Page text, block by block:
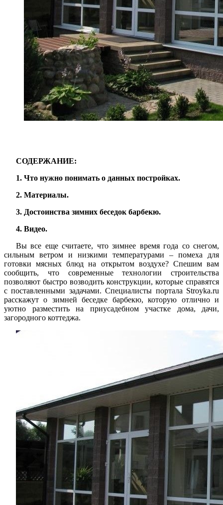
СОДЕРЖАНИЕ:
1. Что нужно понимать о данных постройках.
2. Материалы.
3. Достоинства зимних беседок барбекю.
4. Видео.
Вы все еще считаете, что зимнее время года со снегом,
сильным ветром и низкими температурами – помеха для
готовки мясных блюд на открытом воздухе? Спешим вам
сообщить, что современные технологии строительства
позволяют быстро возводить конструкции, которые справятся
с поставленными задачами. Специалисты портала Stroyka.ru
расскажут о зимней беседке барбекю, которую отлично и
уютно разместить на приусадебном участке дома, дачи,
загородного коттеджа.